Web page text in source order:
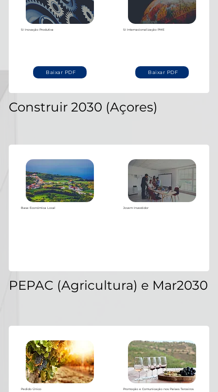
Pedido Único Promoção e Comunicação nos Países Terceiros
PEPAC (Agricultura) e Mar2030
Base Económica Local Jovem Investidor
Construir 2030 (Açores)
Baixar PDF
SI Inovação Produtiva
Baixar PDF
SI Internacionalização PME